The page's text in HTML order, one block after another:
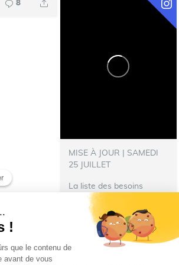
8
MISE À JOUR | SAMEDI
25 JUILLET
La liste des besoins
s’allonge !
besoin de nourriture pour
les repas des pompiers
hébergés à Talence.
N’hésitez pas à donner : ️